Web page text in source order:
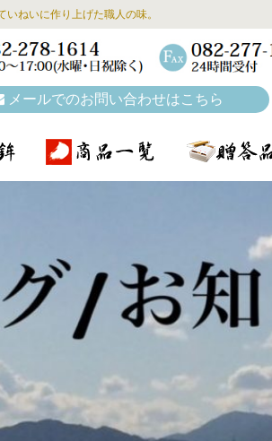
ねいに作り上げた職人の味。
メールでのお問い合わせはこちら